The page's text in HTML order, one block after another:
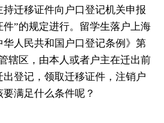
迁移证件向户口登记机关申报
”的规定进行。留学生落户上海
华人民共和国户口登记条例》第
辖区，由本人或者户主在迁出前
登记，领取迁移证件，注销户
满足什么条件呢？